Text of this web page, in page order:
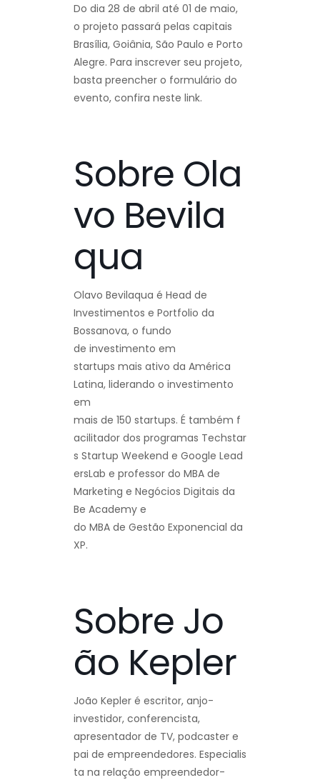
Do dia 28 de abril até 01 de maio,
o projeto passará pelas capitais
Brasília, Goiânia, São Paulo e Porto
Alegre. Para inscrever seu projeto,
basta preencher o formulário do
evento, confira neste link.
Sobre Ola
vo Bevila
qua
Olavo Bevilaqua é Head de
Investimentos e Portfolio da
Bossanova, o fundo
de investimento em
startups mais ativo da América
Latina, liderando o investimento
em
mais de 150 startups. É também f
acilitador dos programas Techstar
s Startup Weekend e Google Lead
ersLab e professor do MBA de
Marketing e Negócios Digitais da
Be Academy e
do MBA de Gestão Exponencial da
XP.
Sobre Jo
ão Kepler
João Kepler é escritor, anjo-
investidor, conferencista,
apresentador de TV, podcaster e
pai de empreendedores. Especialis
ta na relação empreendedor-